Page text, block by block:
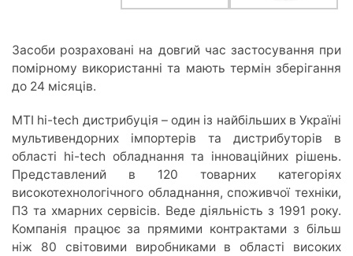
Засоби розраховані на довгий час застосування при
помірному використанні та мають термін зберігання
до 24 місяців.
MTI hi-tech дистрибуція – один із найбільших в Україні
мультивендорних імпортерів та дистрибуторів в
області hi-tech обладнання та інноваційних рішень.
Представлений в 120 товарних категоріях
високотехнологічного обладнання, споживчої техніки,
ПЗ та хмарних сервісів. Веде діяльність з 1991 року.
Компанія працює за прямими контрактами з більш
ніж 80 світовими виробниками в області високих